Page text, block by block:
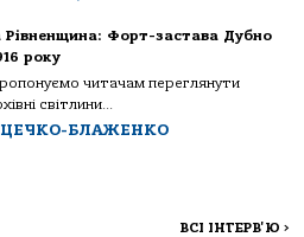
Рівненщина: Форт-застава Дубно
року
читачам переглянути
світлини...
БЛАЖЕНКО
ВСІ ІНТЕРВ'Ю >